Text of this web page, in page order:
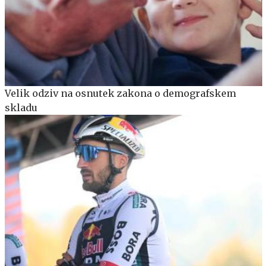
Velik odziv na osnutek zakona o demografskem
skladu